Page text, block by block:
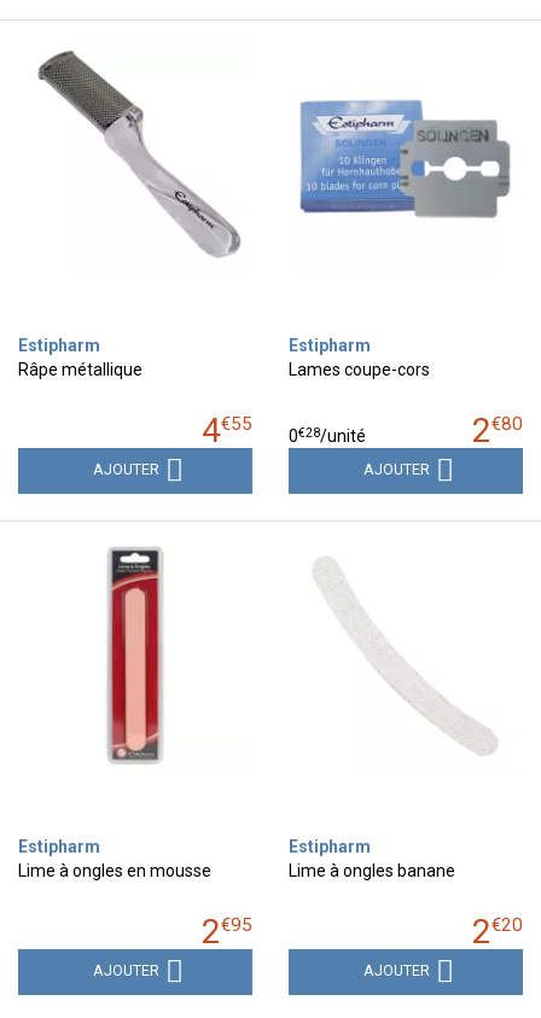
Estipharm
Râpe métallique
4€55
AJOUTER
Estipharm
Lames coupe-cors
2€80
0€28/unité
AJOUTER
Estipharm
Lime à ongles en mousse
2€95
AJOUTER
Estipharm
Lime à ongles banane
2€20
AJOUTER